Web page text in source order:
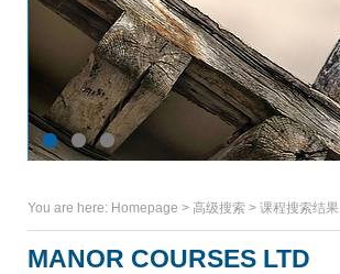
You are here: Homepage > 高级搜索 > 课程搜索结果
MANOR COURSES LTD